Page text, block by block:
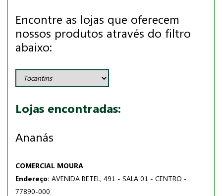
Encontre as lojas que oferecem
nossos produtos através do filtro
abaixo:
Lojas encontradas:
Ananás
COMERCIAL MOURA
Endereço: AVENIDA BETEL, 491 - SALA 01 - CENTRO -
77890-000